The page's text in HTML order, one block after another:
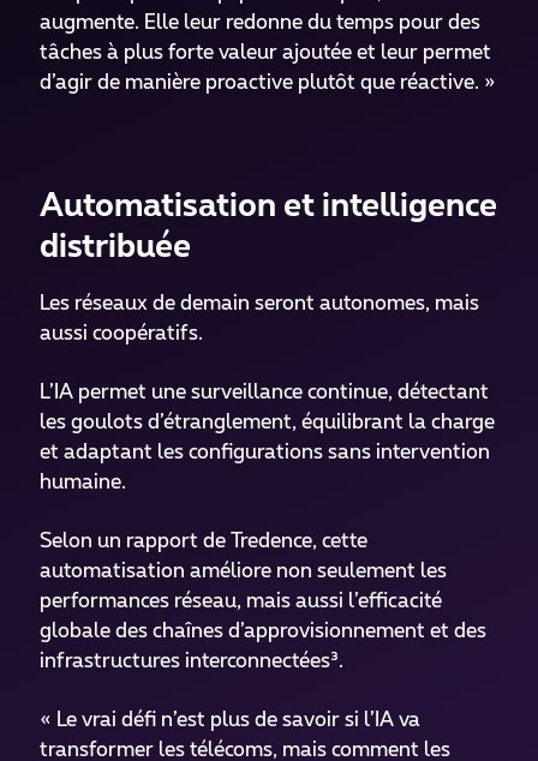
augmente. Elle leur redonne du temps pour des
tâches à plus forte valeur ajoutée et leur permet
d’agir de manière proactive plutôt que réactive. »
Automatisation et intelligence
distribuée
Les réseaux de demain seront autonomes, mais
aussi coopératifs.
L’IA permet une surveillance continue, détectant
les goulots d’étranglement, équilibrant la charge
et adaptant les configurations sans intervention
humaine.
Selon un rapport de Tredence, cette
automatisation améliore non seulement les
performances réseau, mais aussi l’efficacité
globale des chaînes d’approvisionnement et des
infrastructures interconnectées³.
« Le vrai défi n’est plus de savoir si l’IA va
transformer les télécoms, mais comment les